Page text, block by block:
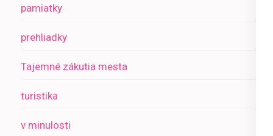
pamiatky
prehliadky
Tajemné zákutia mesta
turistika
v minulosti